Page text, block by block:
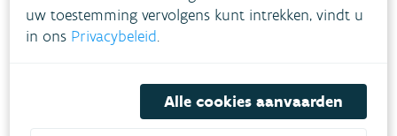
Sneller inspelen op hevige
regen
uw toestemming vervolgens kunt intrekken, vindt u
in ons Privacybeleid.
Alle cookies aanvaarden